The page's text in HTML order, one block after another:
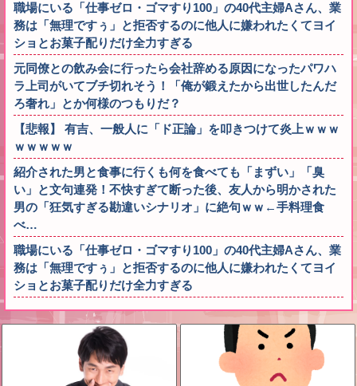
職場にいる「仕事ゼロ・ゴマすり100」の40代主婦Aさん、業
務は「無理ですぅ」と拒否するのに他人に嫌われたくてヨイ
ショとお菓子配りだけ全力すぎる
元同僚との飲み会に行ったら会社辞める原因になったパワハ
ラ上司がいてブチ切れそう！「俺が鍛えたから出世したんだ
ろ奢れ」とか何様のつもりだ？
【悲報】 有吉、一般人に「ド正論」を叩きつけて炎上ｗｗｗ
ｗｗｗｗｗ
紹介された男と食事に行くも何を食べても「まずい」「臭
い」と文句連発！不快すぎて断った後、友人から明かされた
男の「狂気すぎる勘違いシナリオ」に絶句ｗｗ←手料理食
べ…
職場にいる「仕事ゼロ・ゴマすり100」の40代主婦Aさん、業
務は「無理ですぅ」と拒否するのに他人に嫌われたくてヨイ
ショとお菓子配りだけ全力すぎる